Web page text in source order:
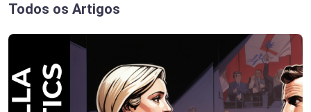
Todos os Artigos